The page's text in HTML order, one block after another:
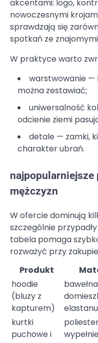
akcentami: logo,
nowoczesnymi
sprawdzają się
spotkań ze
W praktyce warto
warstwowanie —
można zestawiać;
uniwersalność
odcienie ziemi
detale — zamki,
charakter ubrań.
mężczyzn
W ofercie dominują
szczególnie
tabela pomaga
rozważyć przy
Produkt
hoodie
(bluzy z
kapturem)
elastanu
kurtki
puchowe i